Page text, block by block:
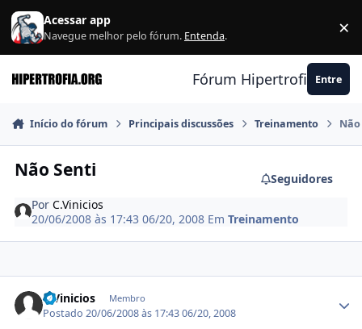
Ir para conteúdo
Acessar app
Navegue melhor pelo fórum. Entenda. ×
Fórum Hipertrofia.org
Entre
Início do fórum Principais discussões Treinamento
Não Senti
Seguidores
PorC.Vinicios
20/06/2008 às 17:4306/20, 2008 EmTreinamento
C.Vinicios Membro
Postado20/06/2008 às 17:4306/20, 2008